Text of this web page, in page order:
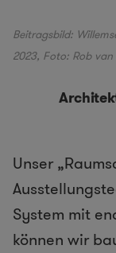
Beitragsbild:
2023, Foto: Rob
Unser
System mit
können wir